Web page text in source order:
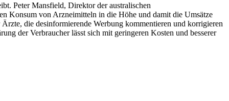
Peter Mansfield, Direktor der australischen
Konsum von Arzneimitteln in die Höhe und damit die Umsätze
die desinformierende Werbung kommentieren und korrigieren
der Verbraucher lässt sich mit geringeren Kosten und besserer